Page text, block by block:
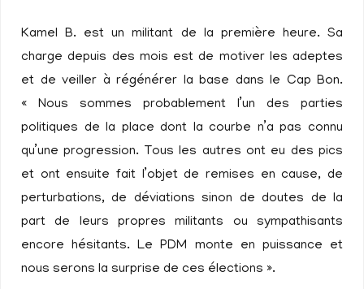
Kamel B. est un militant de la première heure. Sa
charge depuis des mois est de motiver les adeptes
et de veiller à régénérer la base dans le Cap Bon.
« Nous sommes probablement l’un des parties
politiques de la place dont la courbe n’a pas connu
qu’une progression. Tous les autres ont eu des pics
et ont ensuite fait l’objet de remises en cause, de
perturbations, de déviations sinon de doutes de la
part de leurs propres militants ou sympathisants
encore hésitants. Le PDM monte en puissance et
nous serons la surprise de ces élections ».